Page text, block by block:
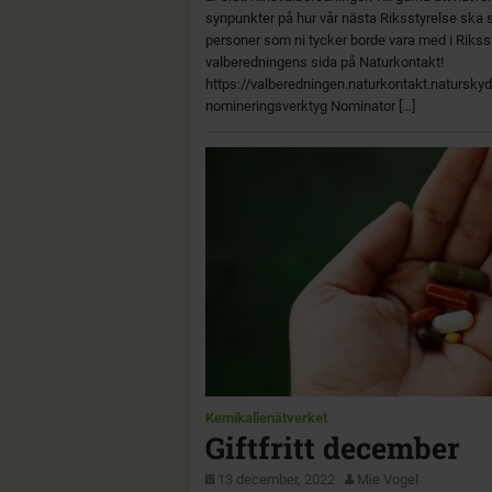
synpunkter på hur vår nästa Riksstyrelse ska
personer som ni tycker borde vara med i
valberedningens sida på Naturkontakt!
https://
nomineringsverktyg Nominator […]
Kemikalienätverket
Giftfritt december
13 december, 2022
Mie Vogel